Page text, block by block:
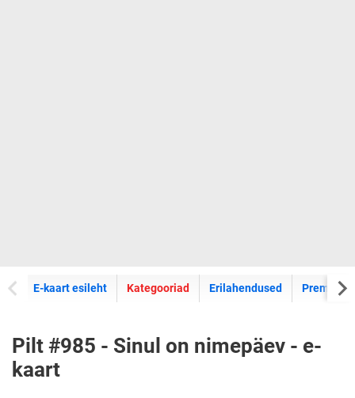
E-kaart esileht E-kaartide
Kategooriad Erilahendused Premium
Pilt #985 - Sinul on nimepäev - e-
kaart